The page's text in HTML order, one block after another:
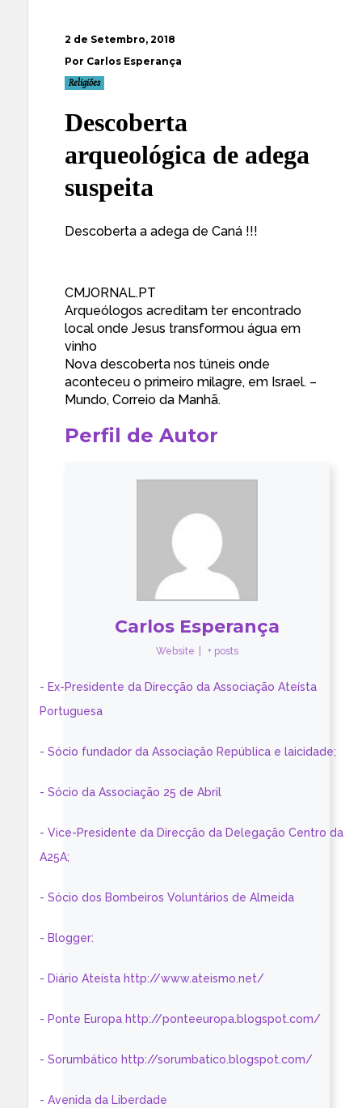
2 de Setembro, 2018
Por Carlos Esperança
Religiões
Descoberta
arqueológica de adega
suspeita
Descoberta a adega de Caná !!!
CMJORNAL.PT
Arqueólogos acreditam ter encontrado
local onde Jesus transformou água em
vinho
Nova descoberta nos túneis onde
aconteceu o primeiro milagre, em Israel. –
Mundo, Correio da Manhã.
Perfil de Autor
Carlos Esperança
Website + posts
- Ex-Presidente da Direcção da Associação Ateísta
Portuguesa
- Sócio fundador da Associação República e laicidade;
- Sócio da Associação 25 de Abril
- Vice-Presidente da Direcção da Delegação Centro da
A25A;
- Sócio dos Bombeiros Voluntários de Almeida
- Blogger:
- Diário Ateísta http://www.ateismo.net/
- Ponte Europa http://ponteeuropa.blogspot.com/
- Sorumbático http://sorumbatico.blogspot.com/
- Avenida da Liberdade